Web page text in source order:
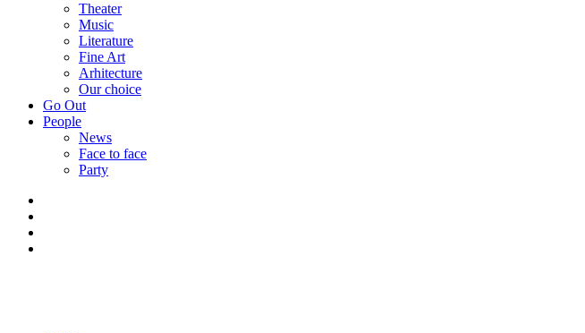
Theater
Music
Literature
Fine Art
Arhitecture
Our choice
Go Out
People
News
Face to face
Party